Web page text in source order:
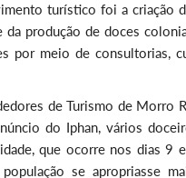
turístico foi a criação
produção de doces
por meio de consultorias,
de Turismo de
do Iphan, vários
que ocorre nos dias 9
se apropriasse